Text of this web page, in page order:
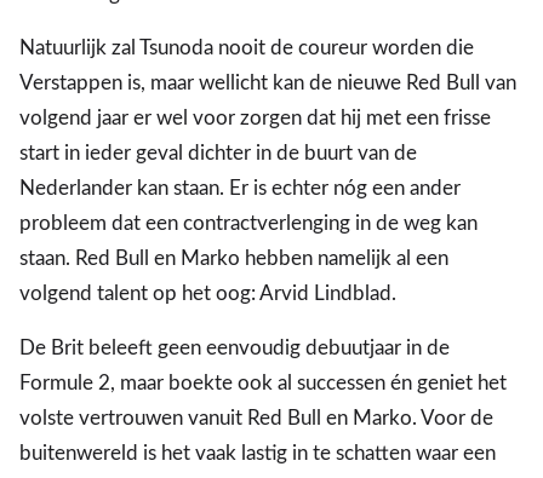
Natuurlijk zal Tsunoda nooit de coureur worden die
Verstappen is, maar wellicht kan de nieuwe Red Bull van
volgend jaar er wel voor zorgen dat hij met een frisse
start in ieder geval dichter in de buurt van de
Nederlander kan staan. Er is echter nóg een ander
probleem dat een contractverlenging in de weg kan
staan. Red Bull en Marko hebben namelijk al een
volgend talent op het oog: Arvid Lindblad.
De Brit beleeft geen eenvoudig debuutjaar in de
Formule 2, maar boekte ook al successen én geniet het
volste vertrouwen vanuit Red Bull en Marko. Voor de
buitenwereld is het vaak lastig in te schatten waar een